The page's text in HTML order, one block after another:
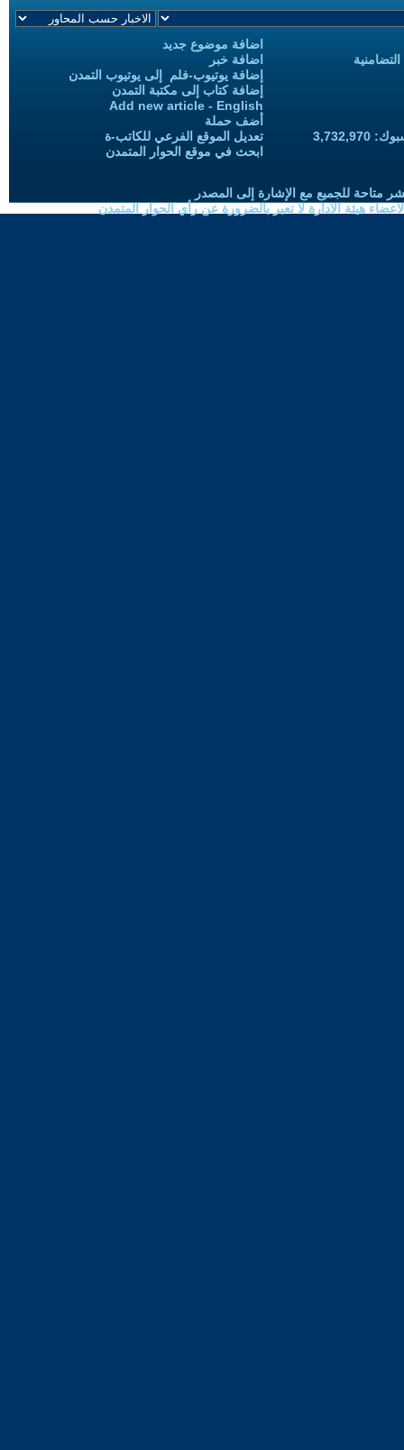
اضافة موضوع جديد
اضافة خبر
إضافة يوتيوب-فلم إلى يوتيوب التمدن
إضافة كتاب إلى مكتبة التمدن
Add new article - English
أضف حملة
تعديل الموقع الفرعي للكاتب-ة
ابحث في موقع الحوار المتمدن
متاحة للجميع مع الإشارة إلى المصدر
هيئة الادارة لا تعبر بالضرورة عن رأي الحوار المتمدن